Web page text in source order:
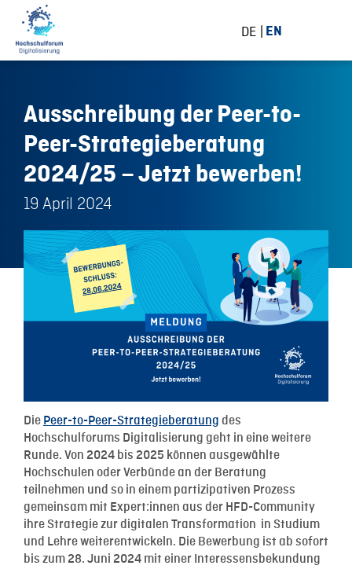
DE EN
Ausschreibung der Peer-to-
Peer-Strategieberatung
2024/25 – Jetzt bewerben!
19 April 2024
Die Peer-to-Peer-Strategieberatung des
Hochschulforums Digitalisierung geht in eine weitere
Runde. Von 2024 bis 2025 können ausgewählte
Hochschulen oder Verbünde an der Beratung
teilnehmen und so in einem partizipativen Prozess
gemeinsam mit Expert:innen aus der HFD-Community
ihre Strategie zur digitalen Transformation in Studium
und Lehre weiterentwickeln. Die Bewerbung ist ab sofort
bis zum 28. Juni 2024 mit einer Interessensbekundung